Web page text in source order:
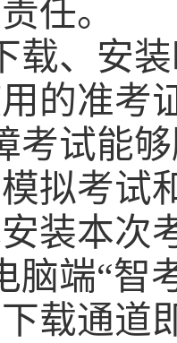
任。
载、安
的准考
考试能
拟考试
装本次
脑端“智
下载通道